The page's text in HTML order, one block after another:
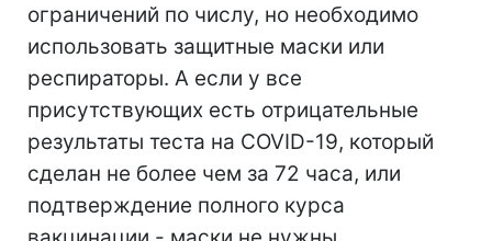
ограничений по числу, но необходимо
использовать защитные маски или
респираторы. А если у все
присутствующих есть отрицательные
результаты теста на COVID-19, который
сделан не более чем за 72 часа, или
подтверждение полного курса